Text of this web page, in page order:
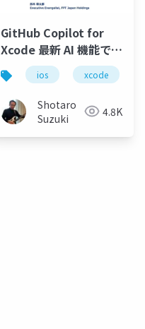
GitHub Copilot for
Xcode 最新 AI 機能で
Swift 開発を⾰新する
ios xcode
Shotaro
Suzuki
4.8K